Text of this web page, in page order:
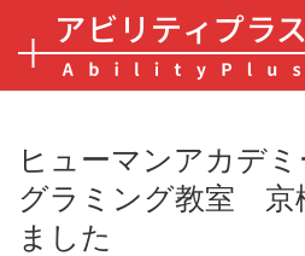
コンテンツへスキップ
ヒューマンアカデ
グラミング教室 京
ました